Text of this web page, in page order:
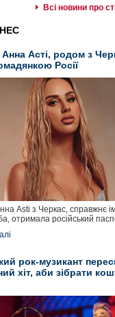
Всі новини про
Анна Асті, родом з
Росії
Asti з Черкас, справжнє
отримала російський
рок-музикант
хіт, аби зібрати